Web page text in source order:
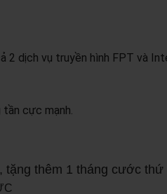
2 dịch vụ truyền hình FPT và
cực mạnh.
tặng thêm 1 tháng cước thứ